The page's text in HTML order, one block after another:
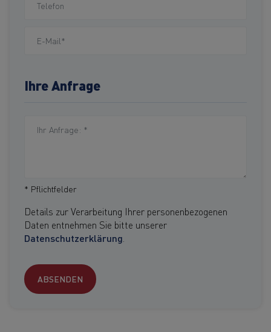
Ihre Anfrage
* Pflichtfelder
Details zur Verarbeitung Ihrer personenbezogenen
Daten entnehmen Sie bitte unserer
Datenschutzerklärung
ABSENDEN